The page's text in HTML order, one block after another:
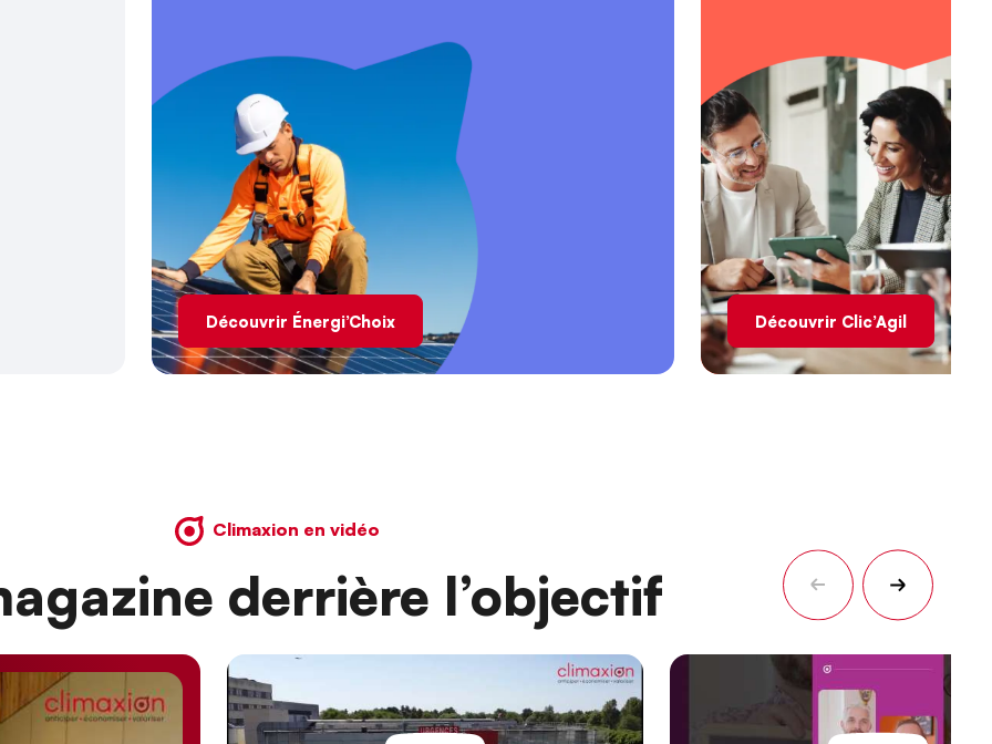
Découvrir Énergi’Choix Découvrir Clic’Agil
Climaxion en vidéo
derrière l’objectif